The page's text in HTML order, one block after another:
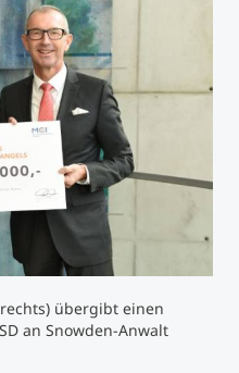
Finder
übergibt einen
an Snowden-Anwalt